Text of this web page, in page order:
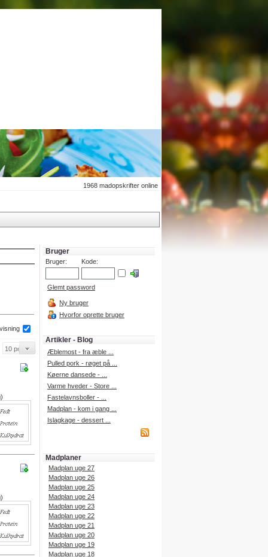
1968 madopskrifter online
Bruger
Bruger: Kode:
Glemt password
Ny bruger
Hvorfor oprette bruger
Artikler - Blog
Æblemost - fra æble ...
Pulled pork - røget på ...
Køerne dansede - ...
Varme hveder - Store ...
Fastelavnsboller - ...
Madplan - kom i gang ...
Islagkage - dessert ...
Madplaner
Madplan uge 27
Madplan uge 26
Madplan uge 25
Madplan uge 24
Madplan uge 23
Madplan uge 22
Madplan uge 21
Madplan uge 20
Madplan uge 19
Madplan uge 18